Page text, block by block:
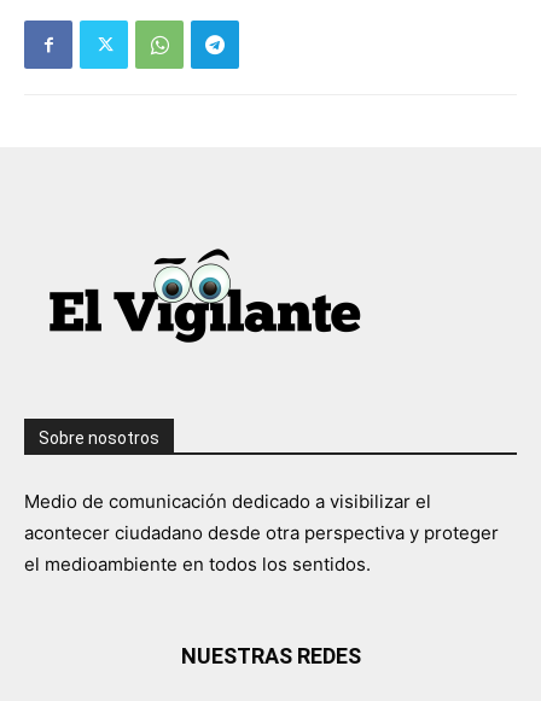
Sobre nosotros
Medio de comunicación dedicado a visibilizar el
acontecer ciudadano desde otra perspectiva y proteger
el medioambiente en todos los sentidos.
NUESTRAS REDES